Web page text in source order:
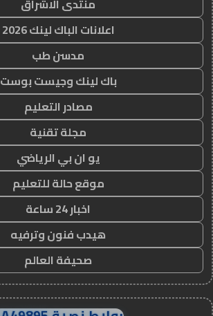
اعلانات الباك لينك 2026
مدسن طب
باك لينك وجيست بوست
مصادر التعليم
مجلة تقنية
يو ان بي الرياضي
موقع حالة للتعليم
اخبار 24 ساعة
هيدب فنون وترفيه
صحيفة العالم